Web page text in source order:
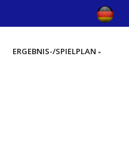
ERGEBNIS-/SPIELPLAN